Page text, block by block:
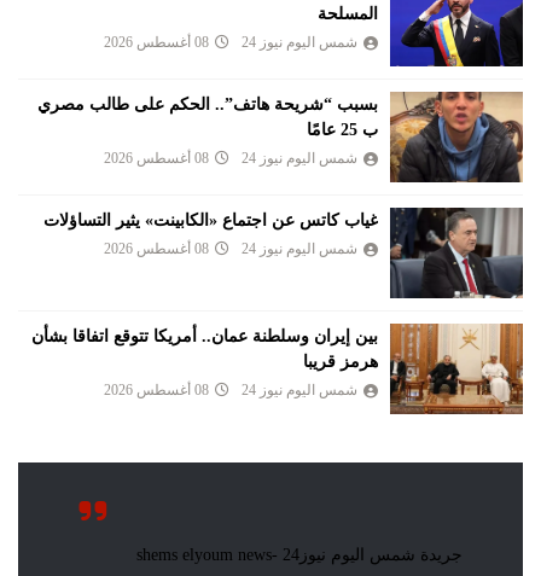
المسلحة
شمس اليوم نيوز 24 08 أغسطس 2026
بسبب “شريحة هاتف”.. الحكم على طالب مصري
ب 25 عامًا
شمس اليوم نيوز 24 08 أغسطس 2026
غياب كاتس عن اجتماع «الكابينت» يثير التساؤلات
شمس اليوم نيوز 24 08 أغسطس 2026
بين إيران وسلطنة عمان.. أمريكا تتوقع اتفاقا بشأن
هرمز قريبا
شمس اليوم نيوز 24 08 أغسطس 2026